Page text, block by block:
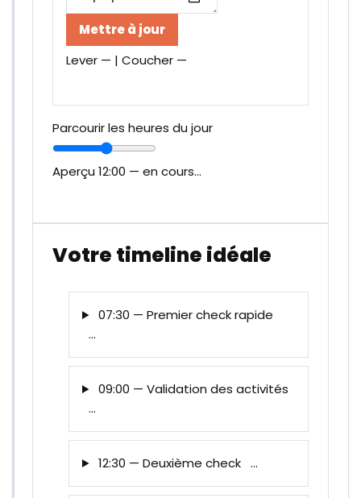
Mettre à jour
Lever — | Coucher —
Parcourir les heures du jour
Aperçu 12:00 — en cours…
Votre timeline idéale
07:30 — Premier check rapide
…
09:00 — Validation des activités
…
12:30 — Deuxième check …